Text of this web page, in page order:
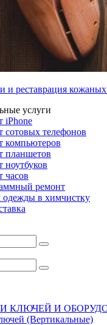
и реставрация
услуги
iPhone
сотовых телефонов
компьютеров
планшетов
ноутбуков
часов
ремонт
в химчистку
КЛЮЧЕЙ И
(Вертикальные)